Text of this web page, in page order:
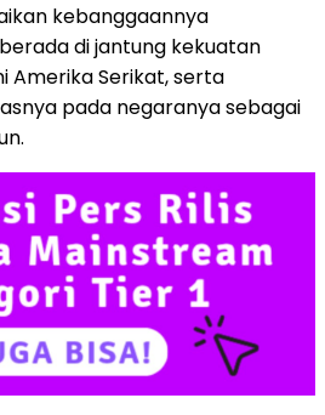
kebanggaannya
di jantung kekuatan
Amerika Serikat, serta
pada negaranya sebagai